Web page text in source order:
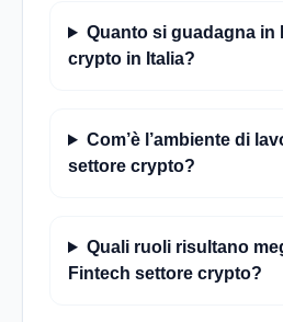
Quanto si guadagna in
crypto in Italia?
Com’è l’ambiente di
settore crypto?
Quali ruoli risultano
Fintech settore crypto?